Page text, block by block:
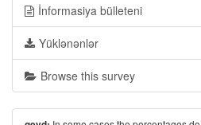
İnformasiya bülleteni
Yüklənənlər
Browse this survey